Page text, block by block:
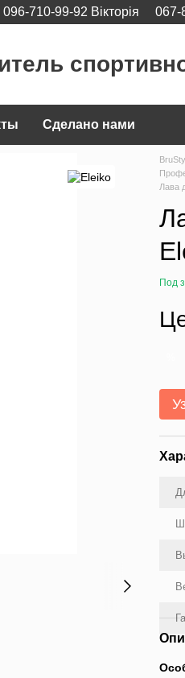
096-710-99-92 Вікторія 067-
Сделано нами
Лава
Под